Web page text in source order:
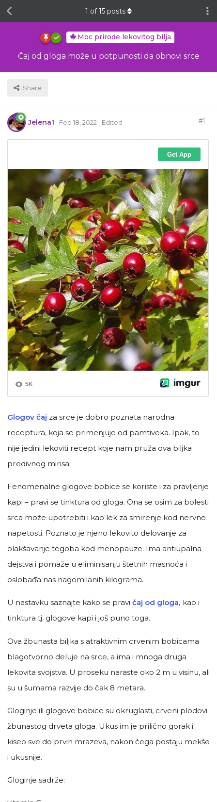
Moc prirode lekovitog bilja
Čaj od gloga može u potpunosti da obnovi srce
Share
1 of15 posts
Jelena1 Feb 18, 2022 Edited #1
Glogov čaj za srce je dobro poznata narodna
receptura, koja se primenjuje od pamtiveka. Ipak, to
nije jedini lekoviti recept koje nam pruža ova biljka
predivnog mirisa.
Fenomenalne glogove bobice se koriste i za pravljenje
kapi – pravi se tinktura od gloga. Ona se osim za bolesti
srca može upotrebiti i kao lek za smirenje kod nervne
napetosti. Poznato je njeno lekovito delovanje za
olakšavanje tegoba kod menopauze. Ima antiupalna
dejstva i pomaže u eliminisanju štetnih masnoća i
oslobađa nas nagomilanih kilograma.
U nastavku saznajte kako se pravi čaj od gloga, kao i
tinktura tj. glogove kapi i još puno toga.
Ova žbunasta biljka s atraktivnim crvenim bobicama
blagotvorno deluje na srce, a ima i mnoga druga
lekovita svojstva. U proseku naraste oko 2 m u visinu, ali
su u šumama razvije do čak 8 metara.
Gloginje ili glogove bobice su okruglasti, crveni plodovi
žbunastog drveta gloga. Ukus im je prilično gorak i
kiseo sve do prvih mrazeva, nakon čega postaju mekše
i ukusnije.
Gloginje sadrže: